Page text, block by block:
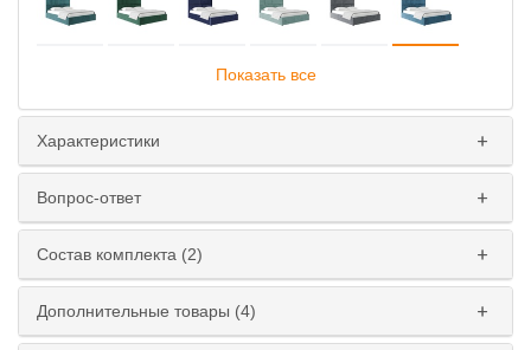
Ширина спального места:
160 см.
Показать все
Характеристики
Вопрос-ответ
Состав комплекта (2)
Дополнительные товары (4)